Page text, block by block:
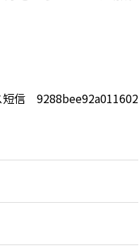
短信 9288bee92a011602